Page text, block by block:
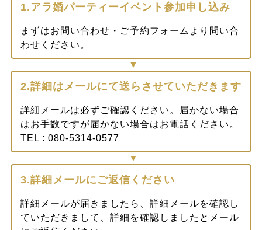
1.アラ婚パーティーイベント参加申し込み
まずはお問い合わせ・ご予約フォームより問い合
わせください。
2.詳細はメールにて送らさせていただきます
詳細メールは必ずご確認ください。届かない場合
はお手数ですが届かない場合はお電話ください。
TEL : 080-5314-0577
3.詳細メールにご返信ください
詳細メールが届きましたら、詳細メールを確認し
ていただきまして、詳細を確認しましたとメール